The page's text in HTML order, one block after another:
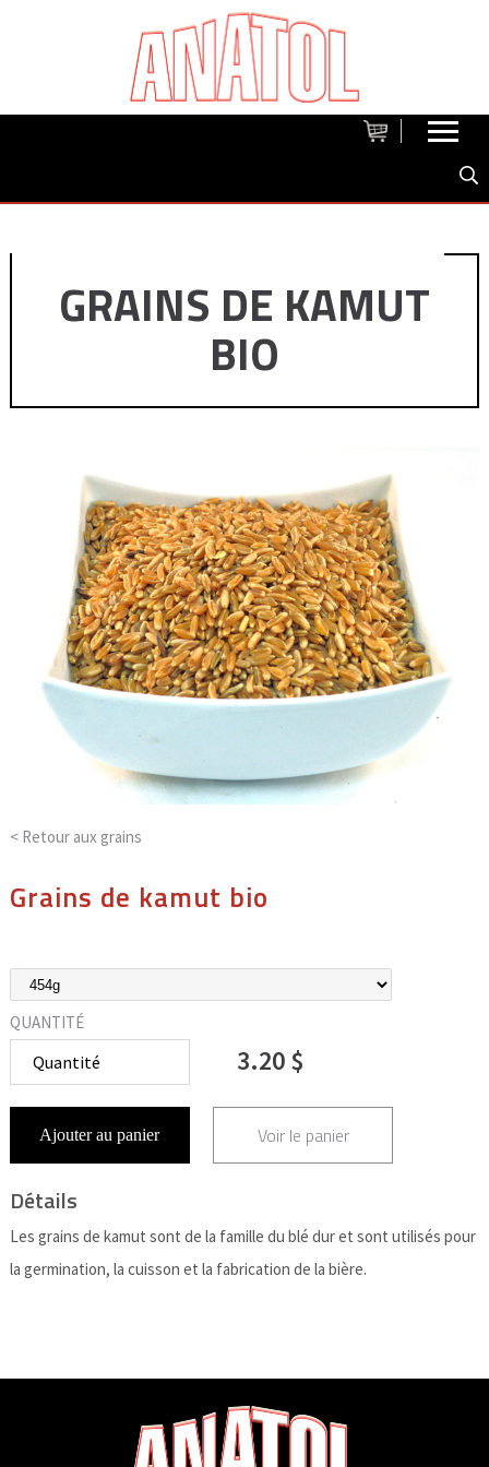
GRAINS DE KAMUT
BIO
< Retour aux grains
Grains de kamut bio
QUANTITÉ
3.20 $
Ajouter au panier Voir le panier
Détails
Les grains de kamut sont de la famille du blé dur et sont utilisés pour
la germination, la cuisson et la fabrication de la bière.